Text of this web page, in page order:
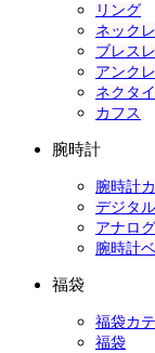
リング
ネック
ブレス
アンク
ネクタ
カフス
腕時計
腕時計
デジタ
アナロ
腕時計
福袋
福袋カ
福袋